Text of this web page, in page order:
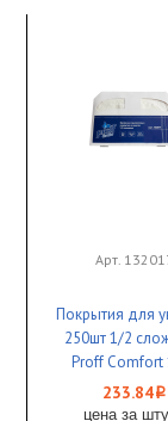
Арт.
Покрытия для
250шт 1/2
Proff Comfort
233.84i
цена за